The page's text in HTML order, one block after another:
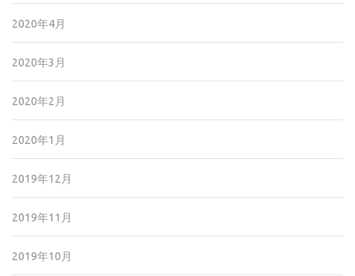
2020年4月
2020年3月
2020年2月
2020年1月
2019年12月
2019年11月
2019年10月